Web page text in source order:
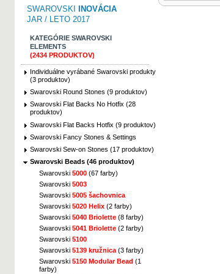
SWAROVSKI
INOVÁCIA
JAR / LETO 2017
KATEGÓRIE SWAROVSKI
ELEMENTS
(2434 PRODUKTOV)
Individuálne vyrábané Swarovski produkty
(3 produktov)
Swarovski Round Stones (9 produktov)
Swarovski Flat Backs No Hotfix (28
produktov)
Swarovski Flat Backs Hotfix (9 produktov)
Swarovski Fancy Stones & Settings
Swarovski Sew-on Stones (17 produktov)
Swarovski Beads (46 produktov)
Swarovski 5000 (67 farby)
Swarovski 5003
Swarovski 5005 šachovnica
Swarovski 5020 Helix (2 farby)
Swarovski 5040 Briolette (8 farby)
Swarovski 5041 Briolette (2 farby)
Swarovski 5100
Swarovski 5139 kružnica (3 farby)
Swarovski 5150 Modular Bead (1
farby)